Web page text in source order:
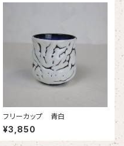
フリーカップ 青白
¥3,850